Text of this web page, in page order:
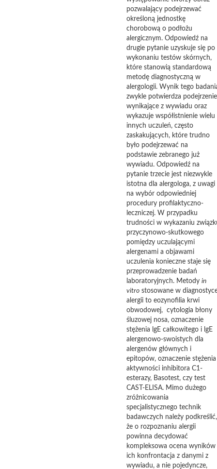
pozwalający podejrzewać
określoną jednostkę
chorobową o podłożu
alergicznym. Odpowiedź na
drugie pytanie uzyskuje się po
wykonaniu testów skórnych,
które stanowią standardową
metodę diagnostyczną w
alergologii. Wynik tego
zwykle potwierdza podejrzenie
wynikające z wywiadu oraz
wykazuje współistnienie wielu
innych uczuleń, często
zaskakujących, które trudno
było podejrzewać na
podstawie zebranego już
wywiadu. Odpowiedź na
pytanie trzecie jest niezwykle
istotna dla alergologa, z uwagi
na wybór odpowiedniej
procedury profilaktyczno-
leczniczej. W przypadku
trudności w wykazaniu
przyczynowo-skutkowego
pomiędzy uczulającymi
alergenami a objawami
uczulenia konieczne staje się
przeprowadzenie badań
laboratoryjnych. Metody in
vitro stosowane w
alergii to eozynofilia krwi
obwodowej, cytologia błony
śluzowej nosa, oznaczenie
stężenia lgE całkowitego i lgE
alergenowo-swoistych dla
alergenów głównych i
epitopów, oznaczenie
aktywności inhibitora C1-
esterazy, Basotest, czy test
CAST-ELISA. Mimo dużego
zróżnicowania
specjalistycznego technik
badawczych należy podkreślić,
że o rozpoznaniu alergii
powinna decydować
kompleksowa ocena wyników
ich konfrontacja z danymi z
wywiadu, a nie pojedyncze,